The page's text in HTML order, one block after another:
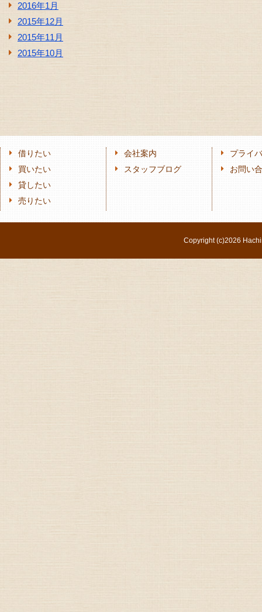
2016年1月
2015年12月
2015年11月
2015年10月
借りたい
買いたい
貸したい
売りたい
会社案内
スタッフブログ
プライ
お問い
Copyright (c)2026